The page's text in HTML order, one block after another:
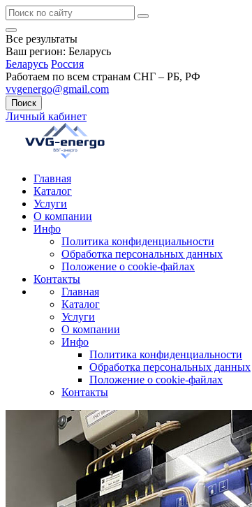
Все результаты
Ваш регион: Беларусь
Беларусь Россия
Работаем по всем странам СНГ – РБ, РФ
vvgenergo@gmail.com
Поиск
Личный кабинет
Главная
Каталог
Услуги
О компании
Инфо
Политика конфиденциальности
Обработка персональных данных
Положение о cookie-файлах
Контакты
Главная
Каталог
Услуги
О компании
Инфо
Политика конфиденциальности
Обработка персональных данных
Положение о cookie-файлах
Контакты